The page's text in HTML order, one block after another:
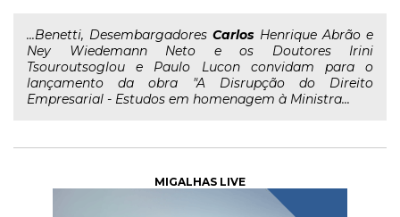
...Benetti, DesembargadoresCarlos Henrique Abrão e
Ney Wiedemann Neto e os Doutores Irini
Tsouroutsoglou e Paulo Lucon convidam para o
lançamento da obra "A Disrupção do Direito
Empresarial - Estudos em homenagem à Ministra...
MIGALHAS LIVE